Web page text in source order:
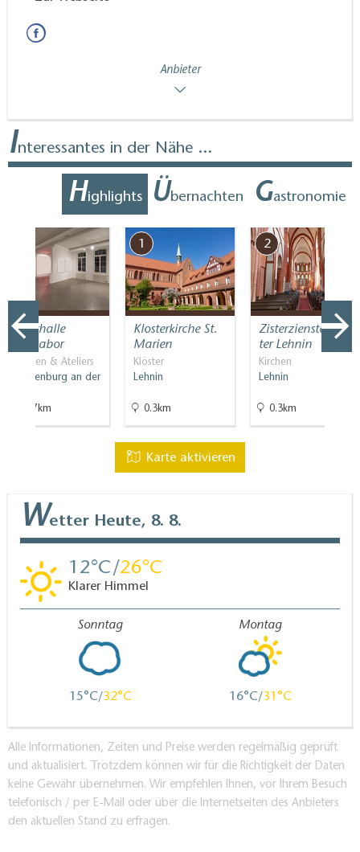
Anbieter
Interessantes in der Nähe ...
Highlights Übernachten Gastronomie
Kunsthalle
Brennabor
Galerien & Ateliers
Brandenburg an der
21.7km
1
Klosterkirche St.
Marien
Klöster
Lehnin
0.3km
2
Zisterziensterklos
ter Lehnin
Kirchen
Lehnin
0.3km
Karte aktivieren
Wetter Heute, 8. 8.
12 26
Klarer Himmel
Sonntag
15 32
Montag
16 31
Alle Informationen, Zeiten und Preise werden regelmäßig geprüft
und aktualisiert. Trotzdem können wir für die Richtigkeit der Daten
keine Gewähr übernehmen. Wir empfehlen Ihnen, vor Ihrem Besuch
telefonisch / per E-Mail oder über die Internetseiten des Anbieters
den aktuellen Stand zu erfragen.